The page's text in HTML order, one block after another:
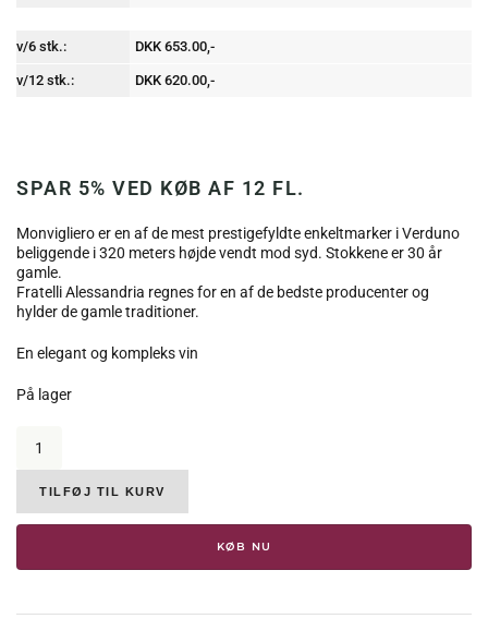
v/6 stk.: DKK 653.00,-
v/12 stk.: DKK 620.00,-
SPAR 5% VED KØB AF 12 FL.
Monvigliero er en af de mest prestigefyldte enkeltmarker i Verduno
beliggende i 320 meters højde vendt mod syd. Stokkene er 30 år
gamle.
Fratelli Alessandria regnes for en af de bedste producenter og
hylder de gamle traditioner.
En elegant og kompleks vin
På lager
Alessandria,
Barolo
Monvigliero,
DOCG,
2020,
antal
TILFØJ TIL KURV
KØB NU